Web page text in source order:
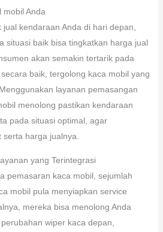
mobil Anda
kendaraan Anda di hari depan,
situasi baik bisa tingkatkan harga jual
akan semakin tertarik pada
baik, tergolong kaca mobil yang
layanan pemasangan
menolong pastikan kendaraan
pada situasi optimal, agar
harga jualnya.
yang Terintegrasi
pemasaran kaca mobil, sejumlah
mobil pula menyiapkan service
mereka bisa menolong Anda
wiper kaca depan,